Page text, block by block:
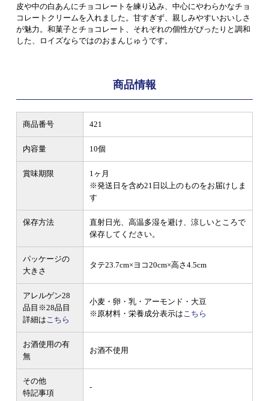
皮や中の白あんにチョコレートを練り込み、中心にやわらかなチョ
コレートクリームを入れました。甘すぎず、親しみやすいおいしさ
が魅力。和菓子とチョコレート、それぞれの個性がぴったりと調和
した、ロイズならではのおまんじゅうです。
商品情報
商品番号 421
内容量 10個
賞味期限
1ヶ月
※発送日を含め21日以上のものをお届けしま
す
保存方法
直射日光、高温多湿を避け、涼しいところで
保存してください。
パッケージの
大きさ
タテ23.7cm×ヨコ20cm×高さ4.5cm
アレルゲン28
品目 ※28品目
詳細は こちら
小麦・卵・乳・アーモンド・大豆
※原材料・栄養成分表示は こちら
お酒使用の有
無
お酒不使用
その他
特記事項
-